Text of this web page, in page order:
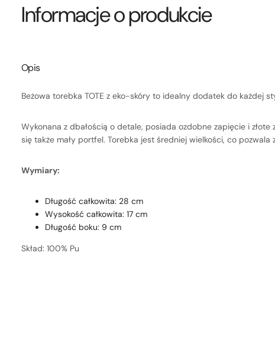
Informacje o produkcie
Opis
Beżowa torebka TOTE z eko-skóry to idealny dodatek do każdej
Wykonana z dbałością o detale, posiada ozdobne zapięcie i
się także mały portfel. Torebka jest średniej wielkości, co
Wymiary:
Długość całkowita: 28 cm
Wysokość całkowita: 17 cm
Długość boku: 9 cm
Skład: 100% Pu